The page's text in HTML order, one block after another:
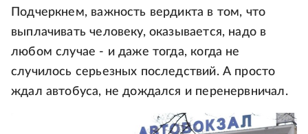
Подчеркнем, важность вердикта в том, что
выплачивать человеку, оказывается, надо в
любом случае - и даже тогда, когда не
случилось серьезных последствий. А просто
ждал автобуса, не дождался и перенервничал.